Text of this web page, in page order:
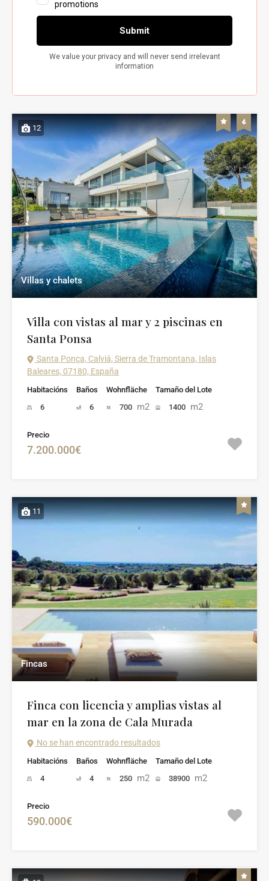
12
Villas y chalets
Villa con vistas al mar y 2 piscinas en
Santa Ponsa
Santa Ponça, Calviá, Sierra de Tramontana, Islas
Baleares, 07180, España
Habitacións
6
Baños
6
Wohnfläche
700 m2
Tamaño del Lote
1400 m2
Precio
7.200.000€
11
Fincas
Finca con licencia y amplias vistas al
mar en la zona de Cala Murada
No se han encontrado resultados
Habitacións
4
Baños
4
Wohnfläche
250 m2
Tamaño del Lote
38900 m2
Precio
590.000€